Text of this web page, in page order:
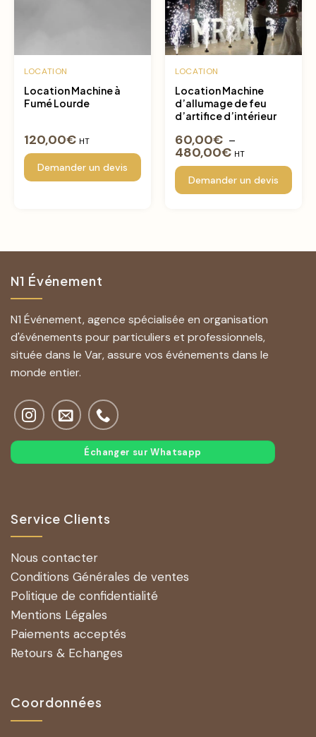
LOCATION
Location Machine à
Fumé Lourde
120,00€ HT
Demander un devis
LOCATION
Location Machine
d’allumage de feu
d’artifice d’intérieur
60,00€ –
480,00€ HT
Demander un devis
N1 Événement
N1 Événement, agence spécialisée en organisation
d'événements pour particuliers et professionnels,
située dans le Var, assure vos événements dans le
monde entier.
Échanger sur Whatsapp
Service Clients
Nous contacter
Conditions Générales de ventes
Politique de confidentialité
Mentions Légales
Paiements acceptés
Retours & Echanges
Coordonnées